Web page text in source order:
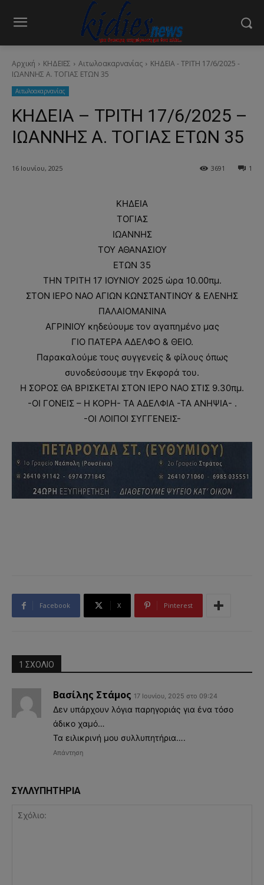
Αρχική ΚΗΔΕΙΕΣ Aιτωλοακαρνανίας
ΚΗΔΕΙΑ - ΤΡΙΤΗ 17/6/2025 -
ΙΩΑΝΝΗΣ Α. ΤΟΓΙΑΣ ΕΤΩΝ 35
Aιτωλοακαρνανίας
ΚΗΔΕΙΑ – ΤΡΙΤΗ 17/6/2025 –
ΙΩΑΝΝΗΣ Α. ΤΟΓΙΑΣ ΕΤΩΝ 35
16 Ιουνίου, 2025 1
3691
ΚΗΔΕΙΑ
ΤΟΓΙΑΣ
ΙΩΑΝΝΗΣ
ΤΟΥ ΑΘΑΝΑΣΙΟΥ
ΕΤΩΝ 35
ΤΗΝ ΤΡΙΤΗ 17 ΙΟΥΝΙΟΥ 2025 ώρα 10.00πμ.
ΣΤΟΝ ΙΕΡΟ ΝΑΟ ΑΓΙΩΝ ΚΩΝΣΤΑΝΤΙΝΟΥ & ΕΛΕΝΗΣ
ΠΑΛΑΙΟΜΑΝΙΝΑ
ΑΓΡΙΝΙΟΥ κηδεύουμε τον αγαπημένο μας
ΓΙΟ ΠΑΤΕΡΑ ΑΔΕΛΦΟ & ΘΕΙΟ.
Παρακαλούμε τους συγγενείς & φίλους όπως
συνοδεύσουμε την Εκφορά του.
Η ΣΟΡΟΣ ΘΑ ΒΡΙΣΚΕΤΑΙ ΣΤΟΝ ΙΕΡΟ ΝΑΟ ΣΤΙΣ 9.30πμ.
-ΟΙ ΓΟΝΕΙΣ – Η ΚΟΡΗ- ΤΑ ΑΔΕΛΦΙΑ -ΤΑ ΑΝΗΨΙΑ- .
-ΟΙ ΛΟΙΠΟΙ ΣΥΓΓΕΝΕΙΣ-
Facebook X Pinterest
1 ΣΧΟΛΙΟ
Βασίλης Στάμος 17 Ιουνίου, 2025 στο 09:24
Δεν υπάρχουν λόγια παρηγοριάς για ένα τόσο
άδικο χαμό…
Τα ειλικρινή μου συλλυπητήρια….
Απάντηση
ΣΥΛΛΥΠΗΤΗΡΙΑ